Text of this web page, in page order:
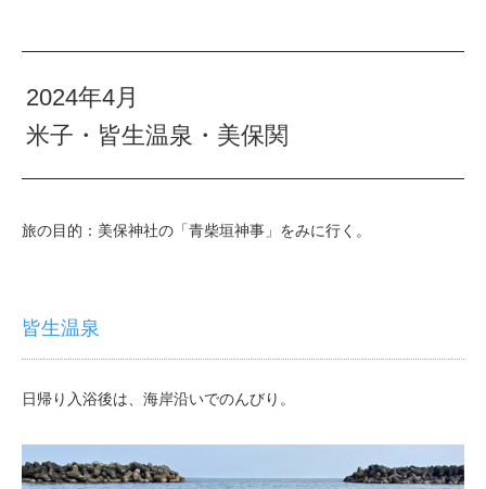
2024年4月
米子・皆生温泉・美保関
旅の目的：美保神社の「青柴垣神事」をみに行く。
皆生温泉
日帰り入浴後は、海岸沿いでのんびり。